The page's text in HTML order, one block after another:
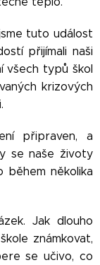
tuto událost
přijímali naši
všech typů škol
krizových
připraven, a
se naše životy
několika
Jak dlouho
známkovat,
se učivo, co